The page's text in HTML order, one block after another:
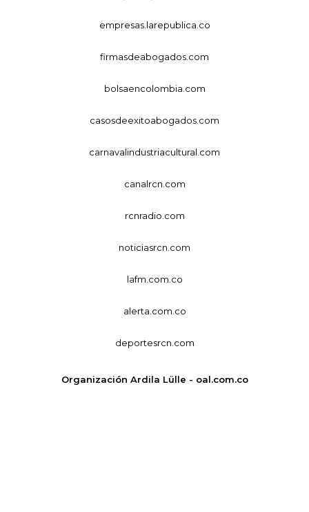
empresas.larepublica.co
firmasdeabogados.com
bolsaencolombia.com
casosdeexitoabogados.com
carnavalindustriacultural.com
canalrcn.com
rcnradio.com
noticiasrcn.com
lafm.com.co
alerta.com.co
deportesrcn.com
Organización Ardila Lülle - oal.com.co